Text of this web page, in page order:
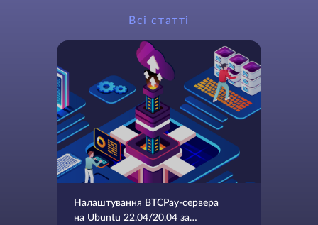
Всі статті
Налаштування BTCPay-сервера
на Ubuntu 22.04/20.04 за